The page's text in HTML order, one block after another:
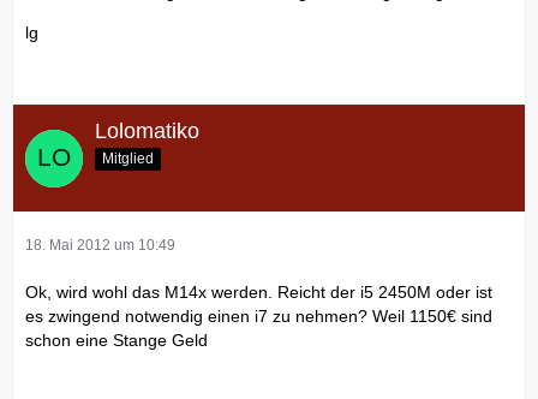
lg
Lolomatiko
Mitglied
18. Mai 2012 um 10:49
Ok, wird wohl das M14x werden. Reicht der i5 2450M oder ist
es zwingend notwendig einen i7 zu nehmen? Weil 1150€ sind
schon eine Stange Geld